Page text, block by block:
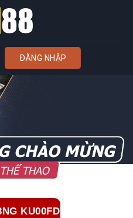
ĐĂNG NHẬP
KU00FD